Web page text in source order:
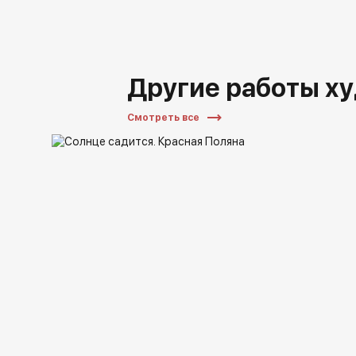
Другие работы
Смотреть все